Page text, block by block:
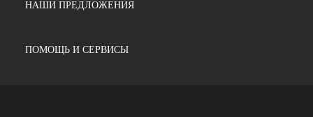
НАШИ ПРЕДЛОЖЕНИЯ
ПОМОЩЬ И СЕРВИСЫ